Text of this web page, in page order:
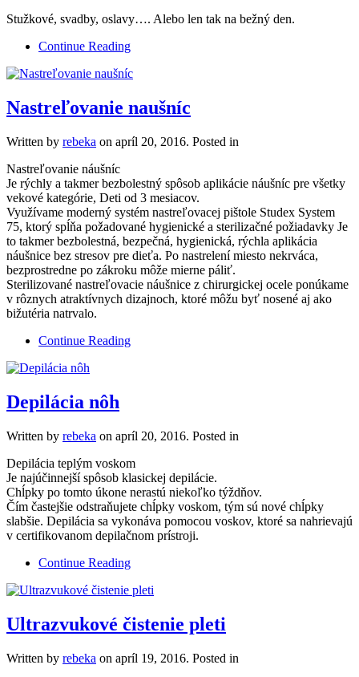
Stužkové, svadby, oslavy…. Alebo len tak na bežný den.
Continue Reading
Nastreľovanie naušníc
Written by rebeka on apríl 20, 2016. Posted in
Nastreľovanie náušníc
Je rýchly a takmer bezbolestný spôsob aplikácie náušníc pre všetky
vekové kategórie, Deti od 3 mesiacov.
Využívame moderný systém nastreľovacej pištole Studex System
75, ktorý spĺňa požadované hygienické a sterilizačné požiadavky Je
to takmer bezbolestná, bezpečná, hygienická, rýchla aplikácia
náušnice bez stresov pre dieťa. Po nastrelení miesto nekrváca,
bezprostredne po zákroku môže mierne páliť.
Sterilizované nastreľovacie náušnice z chirurgickej ocele ponúkame
v rôznych atraktívnych dizajnoch, ktoré môžu byť nosené aj ako
bižutéria natrvalo.
Continue Reading
Depilácia nôh
Written by rebeka on apríl 20, 2016. Posted in
Depilácia teplým voskom
Je najúčinnejší spôsob klasickej depilácie.
Chĺpky po tomto úkone nerastú niekoľko týždňov.
Čím častejšie odstraňujete chĺpky voskom, tým sú nové chĺpky
slabšie. Depilácia sa vykonáva pomocou voskov, ktoré sa nahrievajú
v certifikovanom depilačnom prístroji.
Continue Reading
Ultrazvukové čistenie pleti
Written by rebeka on apríl 19, 2016. Posted in